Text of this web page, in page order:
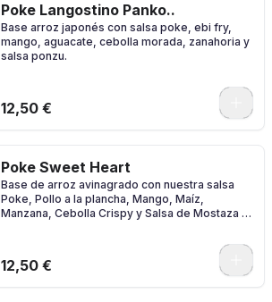
Poke Langostino Panko..
Base arroz japonés con salsa poke, ebi fry,
mango, aguacate, cebolla morada, zanahoria y
salsa ponzu.
12,50 €
Poke Sweet Heart
Base de arroz avinagrado con nuestra salsa
Poke, Pollo a la plancha, Mango, Maíz,
Manzana, Cebolla Crispy y Salsa de Mostaza y
12,50 €